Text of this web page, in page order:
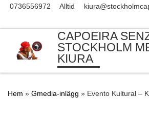
0736556972 Alltid
CAPOEIRA
STOCKHOLM
KIURA
Hem » Gmedia-inlägg » Evento Kultural –